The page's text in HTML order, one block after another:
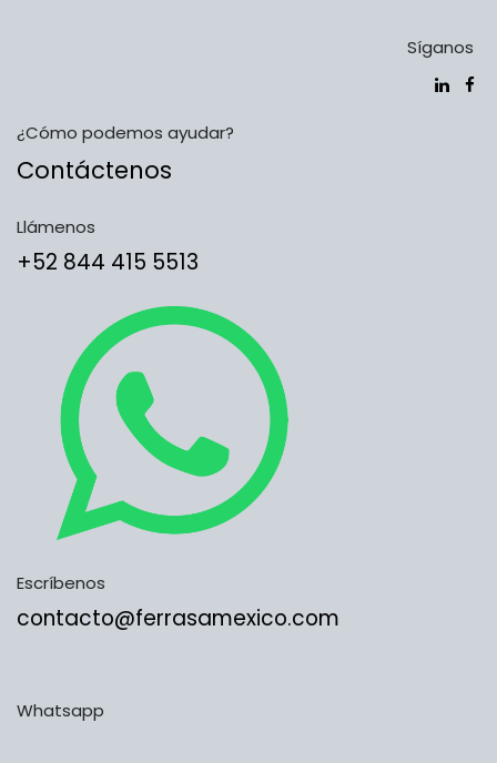
Síganos
¿Cómo podemos ayudar?
Contáctenos
Llámenos
​​​​​​​​​​​​+5​2​ ​8​4​4​ ​4​1​5​ 5​5​1​3​​​​​​​​​​​​​​
Escríbenos
contacto@ferrasamexico.com
Whatsapp